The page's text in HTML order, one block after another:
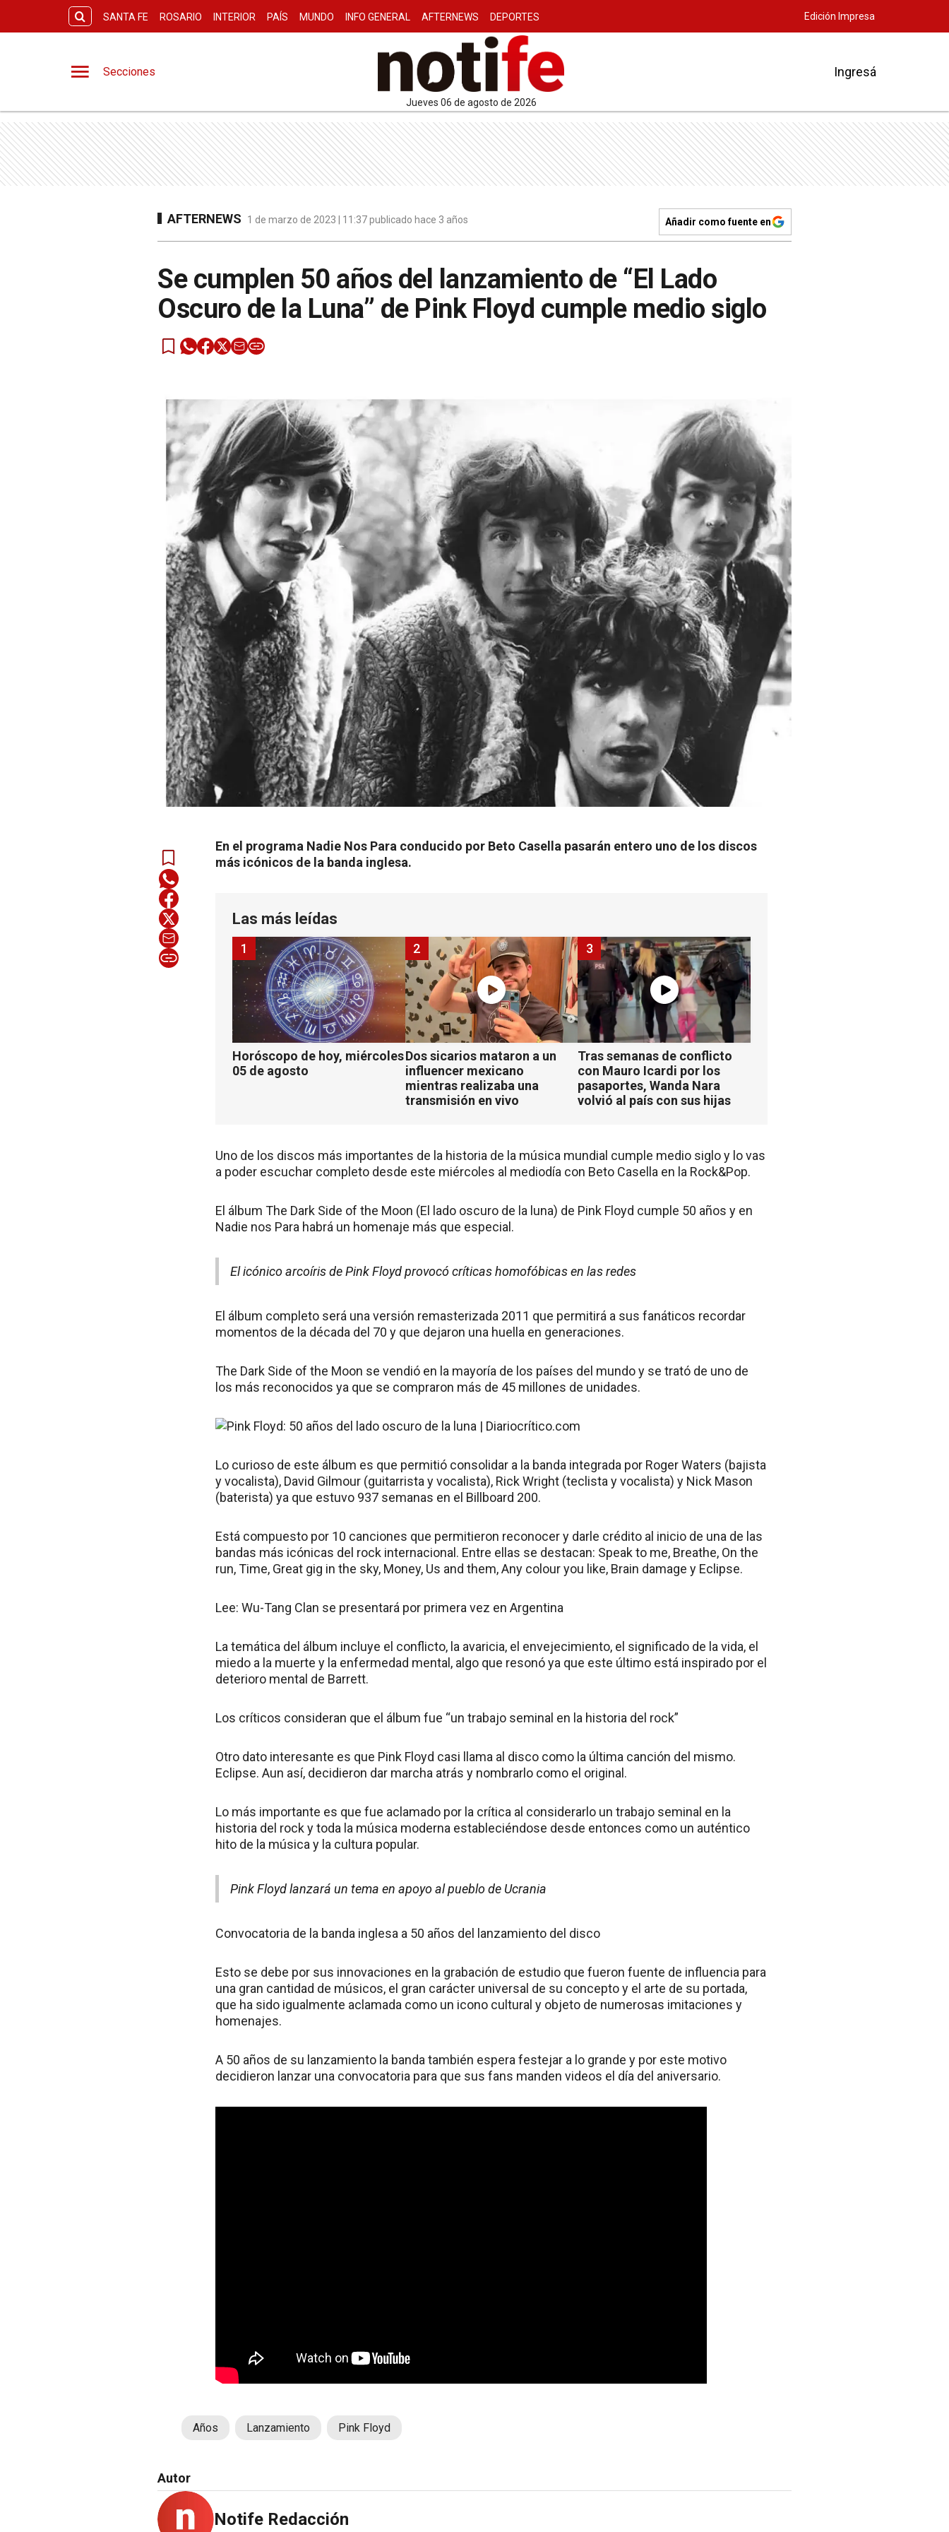
SANTA FE ROSARIO INTERIOR PAÍS MUNDO INFO GENERAL AFTERNEWS DEPORTES Edición Impresa
Secciones
jueves 06 de agosto de 2026
Ingresá
AFTERNEWS 1 de marzo de 2023 | 11:37 publicado hace 3 años Añadir como fuente en
Se cumplen 50 años del lanzamiento de “El Lado
Oscuro de la Luna” de Pink Floyd cumple medio siglo
En el programa Nadie Nos Para conducido por Beto Casella pasarán entero uno de los discos
más icónicos de la banda inglesa.
Las más leídas
Horóscopo de hoy, miércoles
05 de agosto
1
Dos sicarios mataron a un
influencer mexicano
mientras realizaba una
transmisión en vivo
2
Tras semanas de conflicto
con Mauro Icardi por los
pasaportes, Wanda Nara
volvió al país con sus hijas
3
Uno de los discos más importantes de la historia de la música mundial cumple medio siglo y lo vas
a poder escuchar completo desde este miércoles al mediodía con Beto Casella en la Rock&Pop.
El álbum The Dark Side of the Moon (El lado oscuro de la luna) de Pink Floyd cumple 50 años y en
Nadie nos Para habrá un homenaje más que especial.
El icónico arcoíris de Pink Floyd provocó críticas homofóbicas en las redes
El álbum completo será una versión remasterizada 2011 que permitirá a sus fanáticos recordar
momentos de la década del 70 y que dejaron una huella en generaciones.
The Dark Side of the Moon se vendió en la mayoría de los países del mundo y se trató de uno de
los más reconocidos ya que se compraron más de 45 millones de unidades.
Lo curioso de este álbum es que permitió consolidar a la banda integrada por Roger Waters (bajista
y vocalista), David Gilmour (guitarrista y vocalista), Rick Wright (teclista y vocalista) y Nick Mason
(baterista) ya que estuvo 937 semanas en el Billboard 200.
Está compuesto por 10 canciones que permitieron reconocer y darle crédito al inicio de una de las
bandas más icónicas del rock internacional. Entre ellas se destacan: Speak to me, Breathe, On the
run, Time, Great gig in the sky, Money, Us and them, Any colour you like, Brain damage y Eclipse.
Lee: Wu-Tang Clan se presentará por primera vez en Argentina
La temática del álbum incluye el conflicto, la avaricia, el envejecimiento, el significado de la vida, el
miedo a la muerte y la enfermedad mental, algo que resonó ya que este último está inspirado por el
deterioro mental de Barrett.
Los críticos consideran que el álbum fue “un trabajo seminal en la historia del rock”
Otro dato interesante es que Pink Floyd casi llama al disco como la última canción del mismo.
Eclipse. Aun así, decidieron dar marcha atrás y nombrarlo como el original.
Lo más importante es que fue aclamado por la crítica al considerarlo un trabajo seminal en la
historia del rock y toda la música moderna estableciéndose desde entonces como un auténtico
hito de la música y la cultura popular.
Pink Floyd lanzará un tema en apoyo al pueblo de Ucrania
Convocatoria de la banda inglesa a 50 años del lanzamiento del disco
Esto se debe por sus innovaciones en la grabación de estudio que fueron fuente de influencia para
una gran cantidad de músicos, el gran carácter universal de su concepto y el arte de su portada,
que ha sido igualmente aclamada como un icono cultural y objeto de numerosas imitaciones y
homenajes.
A 50 años de su lanzamiento la banda también espera festejar a lo grande y por este motivo
decidieron lanzar una convocatoria para que sus fans manden videos el día del aniversario.
Años Lanzamiento Pink Floyd
Autor
Notife Redacción